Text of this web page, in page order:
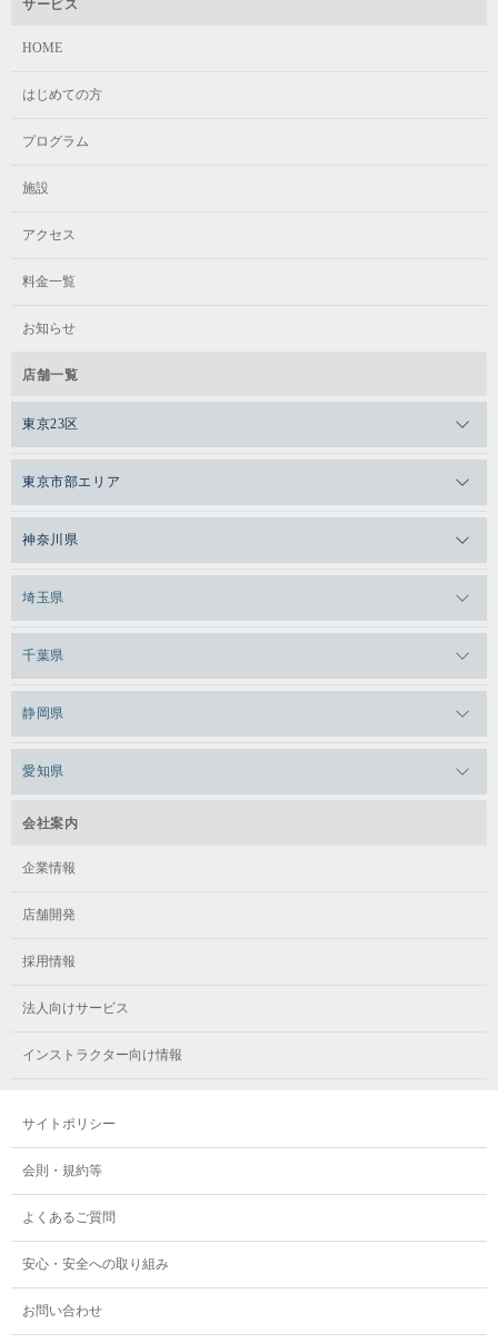
サービス
HOME
はじめての方
プログラム
施設
アクセス
料金一覧
お知らせ
店舗一覧
東京23区
メガロスルフレ恵比寿
メガロス日比谷シャンテ
メガロス田端
メガロスルフレ田端
メガロスキッズ錦糸町
メガロス葛飾
東京市部エリア
メガロス三鷹
メガロスルフレ三鷹
メガロスルフレ武蔵小金井
メガロス小平テニススクール
メガロス玉川学園テニススクール
メガロス東小金井学童クラブ
神奈川県
メガロス上永谷
メガロスルフレ上永谷
メガロス日吉
メガロス綱島
メガロスルフレ綱島
メガロス市ヶ尾
メガロス鷺沼
メガロスルフレ鷺沼
メガロス相模大野
メガロス大和
埼玉県
メガロスルフレ草加
千葉県
メガロス本八幡
静岡県
愛知県
メガロステラッセ納屋橋
メガロス千種
会社案内
企業情報
店舗開発
採用情報
法人向けサービス
インストラクター向け情報
サイトポリシー
会則・規約等
よくあるご質問
安心・安全への取り組み
お問い合わせ